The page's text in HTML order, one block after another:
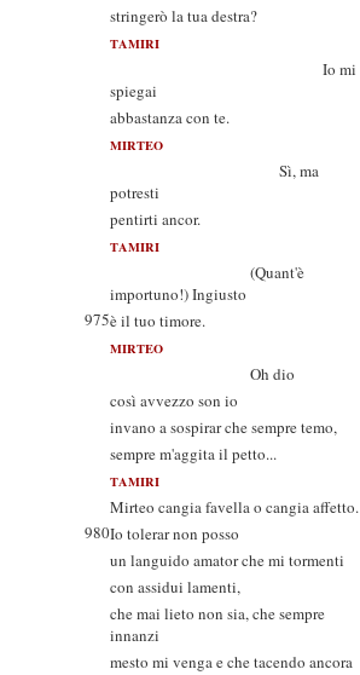
stringerò la tua destra?
TAMIRI
Io mi
spiegai
abbastanza con te.
MIRTEO
Sì, ma
potresti
pentirti ancor.
TAMIRI
(Quant'è
importuno!) Ingiusto
975è il tuo timore.
MIRTEO
Oh dio
così avvezzo son io
invano a sospirar che sempre temo,
sempre m'aggita il petto...
TAMIRI
Mirteo cangia favella o cangia affetto.
980Io tolerar non posso
un languido amator che mi tormenti
con assidui lamenti,
che mai lieto non sia, che sempre
innanzi
mesto mi venga e che tacendo ancora